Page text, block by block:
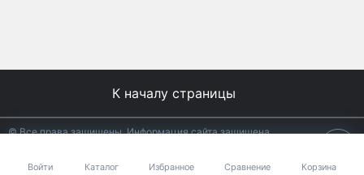
К началу страницы
© Все права защищены. Информация сайта защищена
Разработано в
АЛЬФА Системс
Войти Каталог Избранное Сравнение Корзина